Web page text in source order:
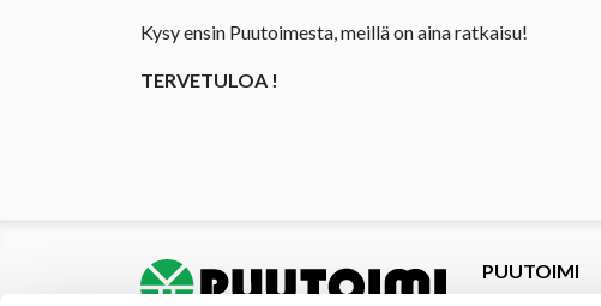
Kysy ensin Puutoimesta, meillä on aina ratkaisu!
TERVETULOA !
PUUTOIMI